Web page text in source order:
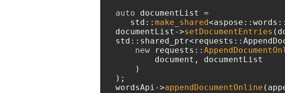
auto documentList =
   std::
make_shared
documentList->setDocumentEntries
new requests::
        document, documentList
    )
);
wordsApi->appendDocumentOnline